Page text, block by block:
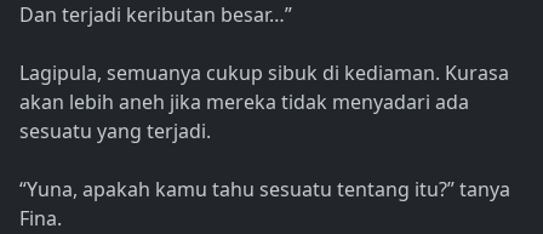
Dan terjadi keributan besar…”
Lagipula, semuanya cukup sibuk di kediaman. Kurasa
akan lebih aneh jika mereka tidak menyadari ada
sesuatu yang terjadi.
“Yuna, apakah kamu tahu sesuatu tentang itu?” tanya
Fina.